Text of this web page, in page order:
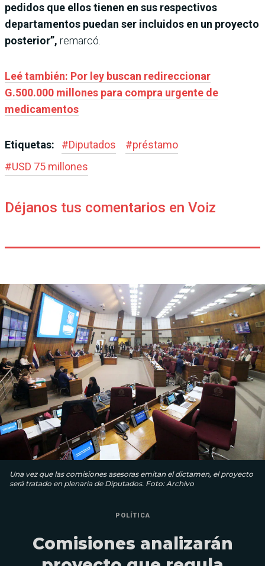
pedidos que ellos tienen en sus respectivos
departamentos puedan ser incluidos en un proyecto
posterior”, remarcó.
Leé también: Por ley buscan redireccionar
G.500.000 millones para compra urgente de
medicamentos
Etiquetas: #Diputados #préstamo
#USD 75 millones
Déjanos tus comentarios en Voiz
Una vez que las comisiones asesoras emitan el dictamen, el proyecto
será tratado en plenaria de Diputados. Foto: Archivo
POLÍTICA
Comisiones analizarán